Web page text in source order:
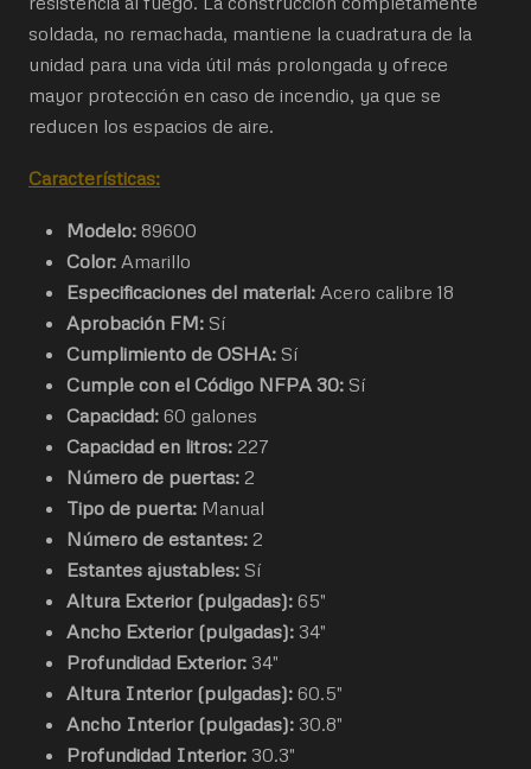
soldada, no remachada, mantiene la cuadratura de la
unidad para una vida útil más prolongada y ofrece
mayor protección en caso de incendio, ya que se
reducen los espacios de aire.
Características:
Modelo: 89600
Color: Amarillo
Especificaciones del material: Acero calibre 18
Aprobación FM: Sí
Cumplimiento de OSHA: Sí
Cumple con el Código NFPA 30: Sí
Capacidad: 60 galones
Capacidad en litros: 227
Número de puertas: 2
Tipo de puerta: Manual
Número de estantes: 2
Estantes ajustables: Sí
Altura Exterior (pulgadas): 65"
Ancho Exterior (pulgadas): 34"
Profundidad Exterior: 34"
Altura Interior (pulgadas): 60.5"
Ancho Interior (pulgadas): 30.8"
Profundidad Interior: 30.3"